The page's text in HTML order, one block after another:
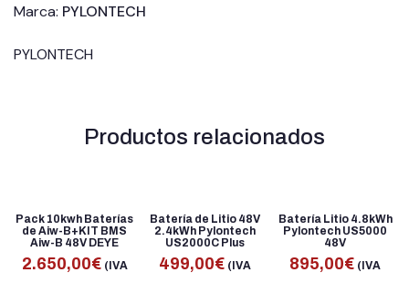
Marca: PYLONTECH
PYLONTECH
Productos relacionados
Pack 10kwh Baterías
de Aiw-B+KIT BMS
Aiw-B 48V DEYE
2.650,00€ (IVA
Batería de Litio 48V
2.4kWh Pylontech
US2000C Plus
499,00€ (IVA
Batería Litio 4.8kWh
Pylontech US5000
48V
895,00€ (IVA